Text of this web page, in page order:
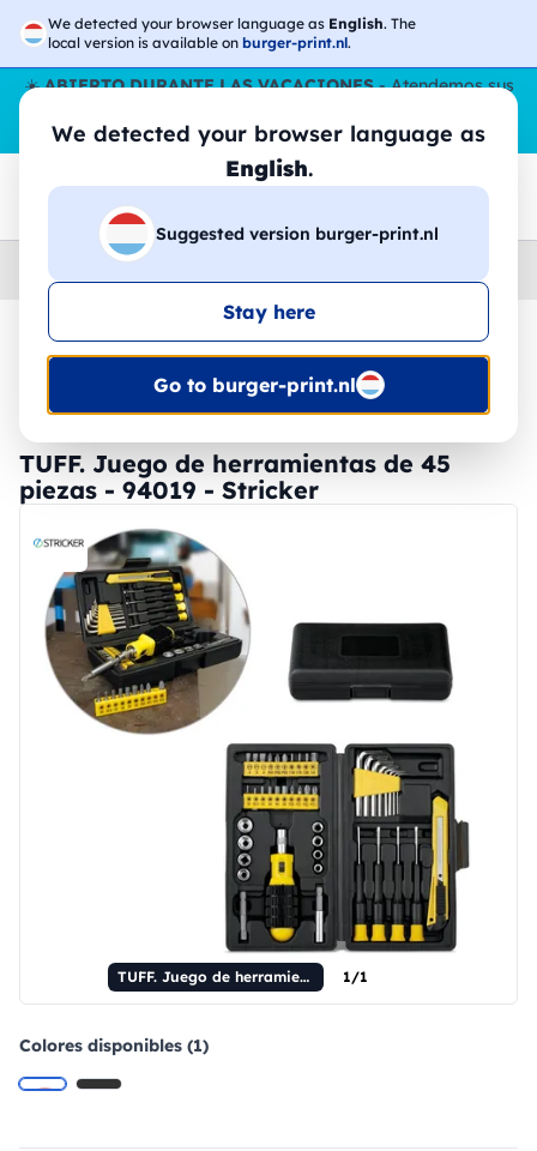
We detected your browser language as English. The
local version is available on burger-print.nl.
We detected your browser language as
English.
Suggested version burger-print.nl
Stay here
Go to burger-print.nl
☀️ABIERTO DURANTE LAS VACACIONES- Atendemos sus
pedidos durante todo el verano, incluso en agosto.
Sin parar
😎🌴
Home
🔥 -30% de impresión DTF
TUFF. Juego de herramientas de 45
piezas - 94019 - Stricker
TUFF. Juego de herramientas de 45 piezas 1/1
Colores disponibles (1)